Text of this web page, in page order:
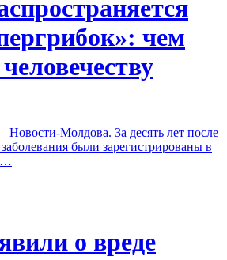
чем
Молдова. За десять лет после
были зарегистрированы в
…
о вреде